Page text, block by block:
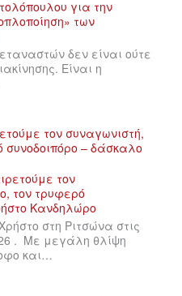
δεν είναι ούτε
Είναι η
τον συναγωνιστή,
συνοδοιπόρο – δάσκαλο
στη Ριτσώνα στις
. Με μεγάλη θλίψη
και…